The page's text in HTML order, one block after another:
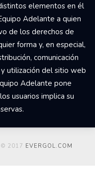
elementos en él
Adelante a quien
de los derechos de
forma y, en especial,
comunicación
utilización del sitio web
Adelante pone
usuarios implica su
© 2017 EVERGOL.COM